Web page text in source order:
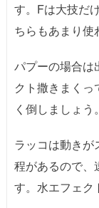
す。Fは大技だ
ちらもあまり使
パプーの場合は
クト撒きまく
く倒しましょう。
ラッコは動き
程があるので、
す。水エフェク